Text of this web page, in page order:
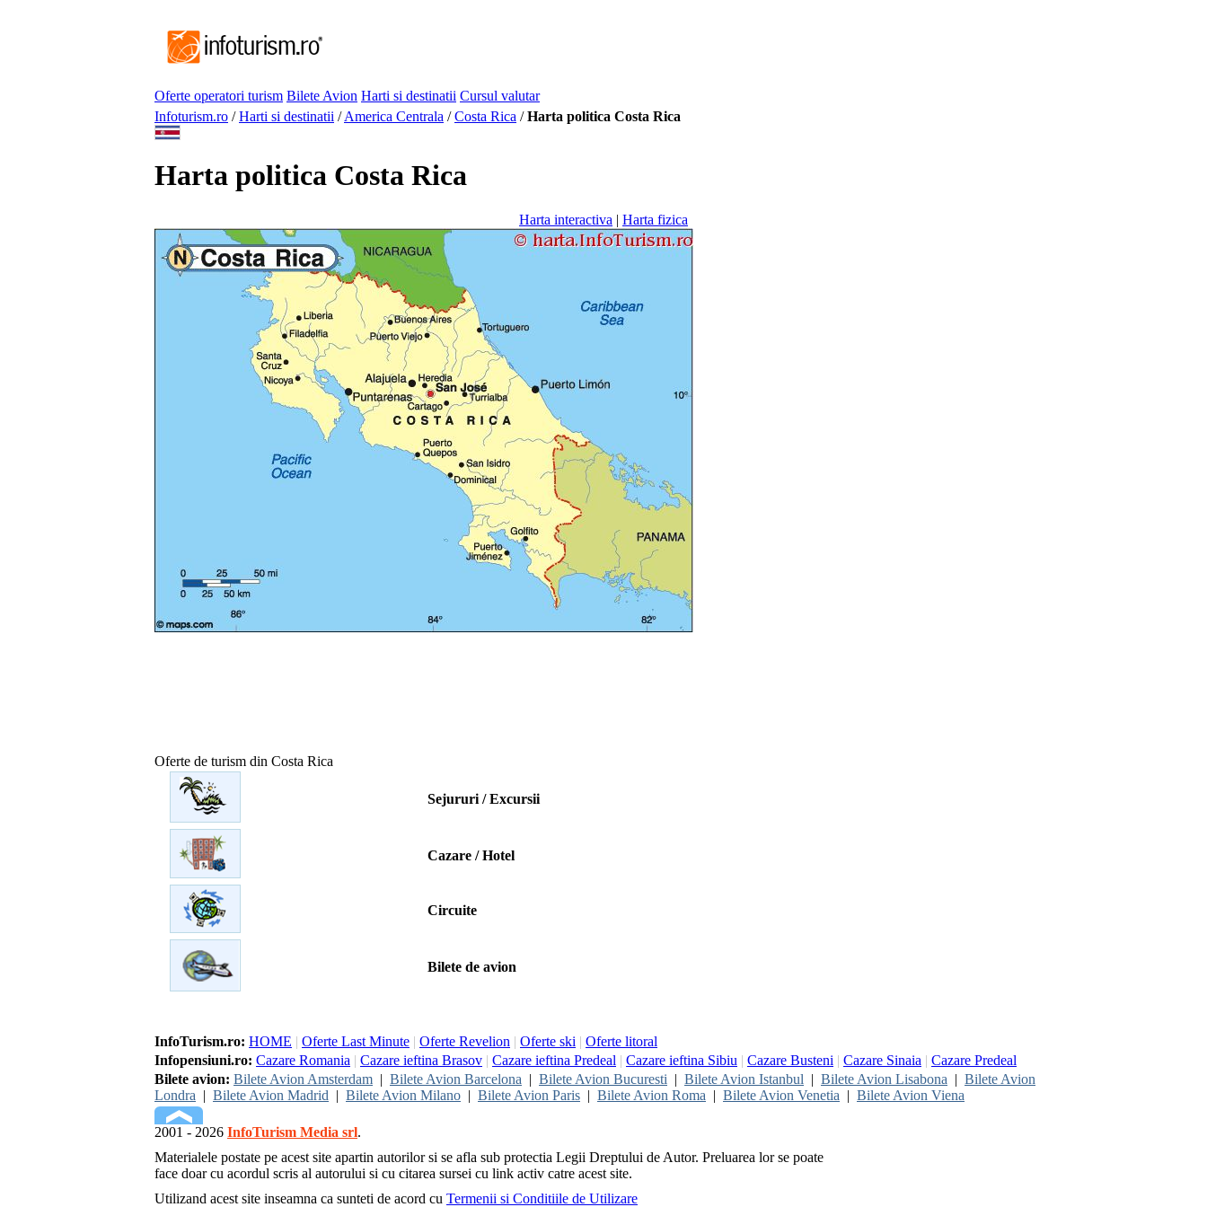
Oferte operatori turism Bilete Avion Harti si destinatii Cursul valutar
Infoturism.ro /Harti si destinatii /America Centrala /Costa Rica /Harta politica Costa Rica
Harta politica Costa Rica
Harta interactiva | Harta fizica
Oferte de turism din Costa Rica
Sejururi / Excursii
Cazare / Hotel
Circuite
Bilete de avion
InfoTurism.ro: HOME | Oferte Last Minute | Oferte Revelion | Oferte ski | Oferte litoral
Infopensiuni.ro: Cazare Romania | Cazare ieftina Brasov | Cazare ieftina Predeal | Cazare ieftina Sibiu | Cazare Busteni | Cazare Sinaia | Cazare Predeal
Bilete avion: Bilete Avion Amsterdam | Bilete Avion Barcelona | Bilete Avion Bucuresti | Bilete Avion Istanbul | Bilete Avion Lisabona | Bilete Avion
Londra | Bilete Avion Madrid | Bilete Avion Milano | Bilete Avion Paris | Bilete Avion Roma | Bilete Avion Venetia | Bilete Avion Viena
2001 - 2026 InfoTurism Media srl.
Materialele postate pe acest site apartin autorilor si se afla sub protectia Legii Dreptului de Autor. Preluarea lor se poate
face doar cu acordul scris al autorului si cu citarea sursei cu link activ catre acest site.
Utilizand acest site inseamna ca sunteti de acord cu Termenii si Conditiile de Utilizare